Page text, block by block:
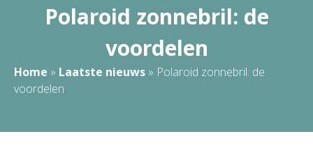
Polaroid zonnebril: de
voordelen
Home » Laatste nieuws » Polaroid zonnebril: de
voordelen